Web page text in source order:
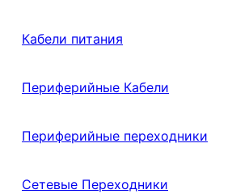
Кабели питания
Периферийные Кабели
Периферийные переходники
Сетевые Переходники